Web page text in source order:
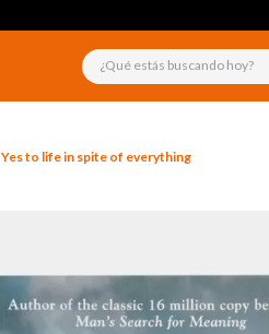
¿Qué estás buscando hoy?
Yes to life in spite of everything